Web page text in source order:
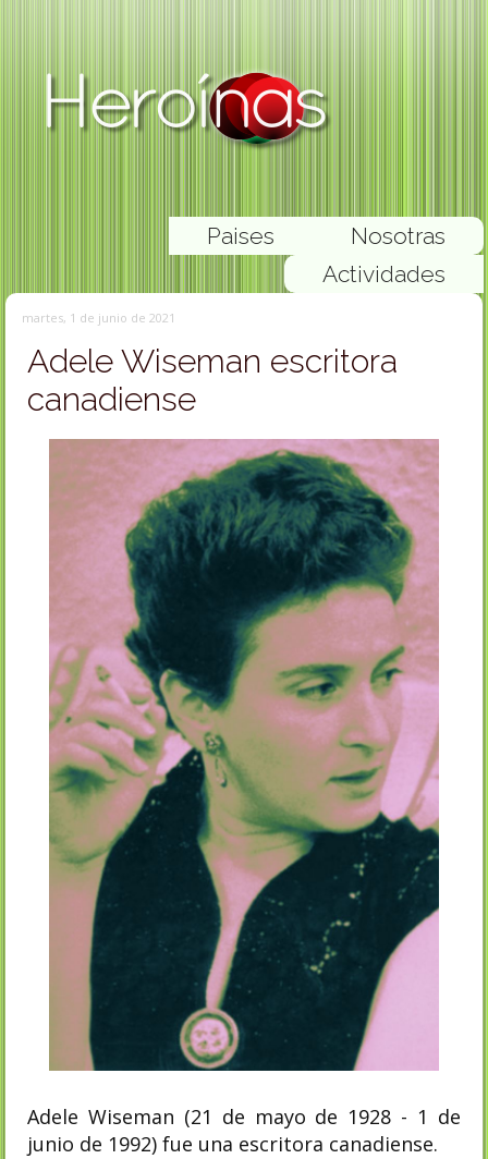
Nosotras
Paises
Actividades
martes, 1 de junio de 2021
Adele Wiseman escritora
canadiense
Adele Wiseman (21 de mayo de 1928 - 1 de
junio de 1992) fue una escritora canadiense.